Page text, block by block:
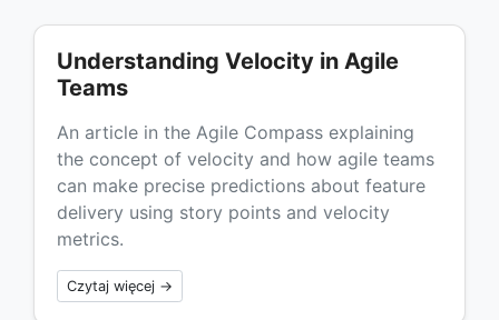
Understanding Velocity in Agile
Teams
An article in the Agile Compass explaining
the concept of velocity and how agile teams
can make precise predictions about feature
delivery using story points and velocity
metrics.
Czytaj więcej →